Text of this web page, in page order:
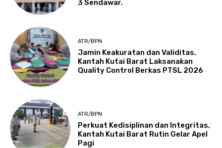
3 Sendawar.
ATR/BPN
Jamin Keakuratan dan Validitas,
Kantah Kutai Barat Laksanakan
Quality Control Berkas PTSL 2026
ATR/BPN
Perkuat Kedisiplinan dan Integritas,
Kantah Kutai Barat Rutin Gelar Apel
Pagi